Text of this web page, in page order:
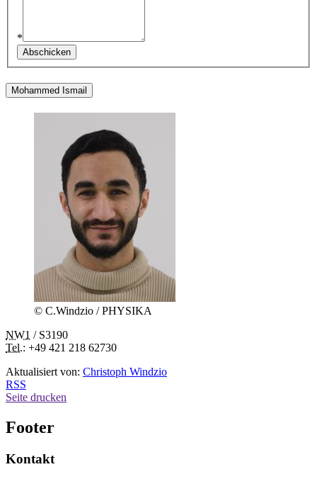
*
Mohammed Ismail
© C.Windzio / PHYSIKA
NW1 / S3190
Tel.: +49 421 218 62730
Aktualisiert von: Christoph Windzio
RSS
Seite drucken
Footer
Kontakt